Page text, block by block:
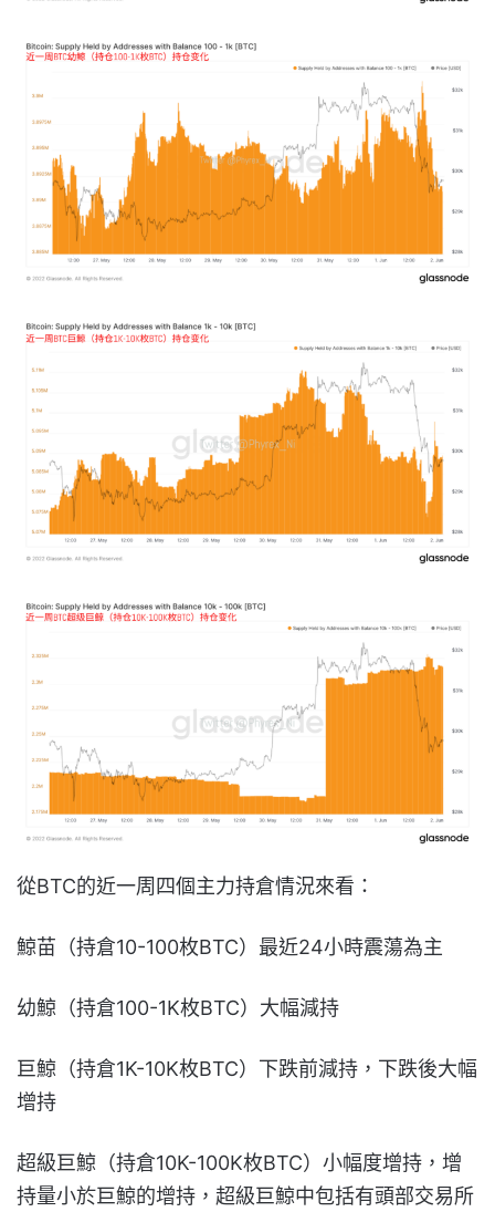
從BTC的近一周四個主力持倉情況來看：
鯨苗（持倉10-100枚BTC）最近24小時震蕩為主
幼鯨（持倉100-1K枚BTC）大幅減持
巨鯨（持倉1K-10K枚BTC）下跌前減持，下跌後大幅
增持
超級巨鯨（持倉10K-100K枚BTC）小幅度增持，增
持量小於巨鯨的增持，超級巨鯨中包括有頭部交易所